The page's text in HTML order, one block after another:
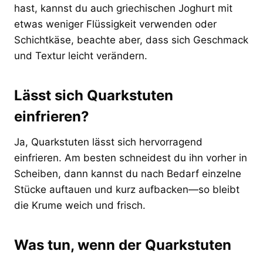
hast, kannst du auch griechischen Joghurt mit
etwas weniger Flüssigkeit verwenden oder
Schichtkäse, beachte aber, dass sich Geschmack
und Textur leicht verändern.
Lässt sich Quarkstuten
einfrieren?
Ja, Quarkstuten lässt sich hervorragend
einfrieren. Am besten schneidest du ihn vorher in
Scheiben, dann kannst du nach Bedarf einzelne
Stücke auftauen und kurz aufbacken—so bleibt
die Krume weich und frisch.
Was tun, wenn der Quarkstuten